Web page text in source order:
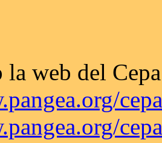
la web del Cepa